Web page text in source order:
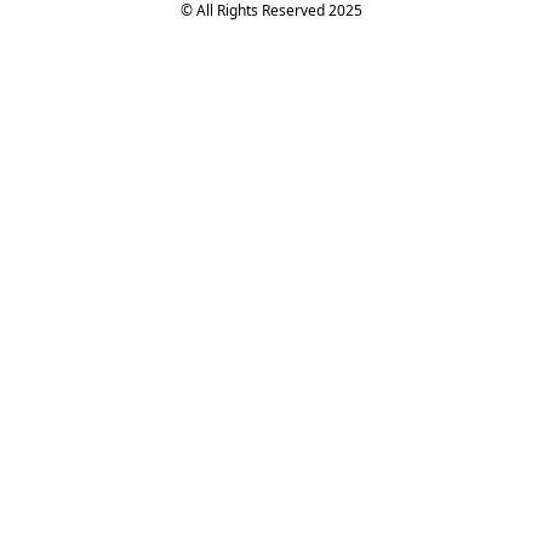
© All Rights Reserved 2025